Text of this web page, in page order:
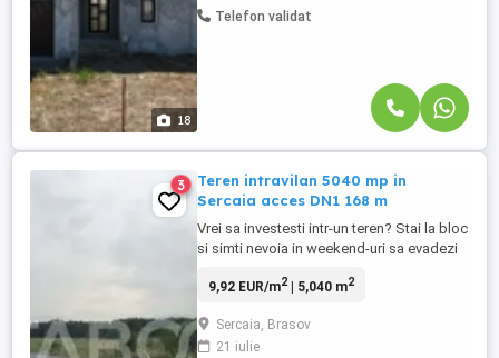
18
Telefon validat
3
Teren intravilan 5040 mp in
Sercaia acces DN1 168 m
Vrei sa investesti intr-un teren? Stai la bloc
si simti nevoia in weekend-uri sa evadezi
Imobiliare iti propune acest teren de
DN1; Daca doresti sa construiesti si sa ai
si spatiu pentru gradina mult visata, acest
9,92 EUR/m2| 5,040 m2
Sercaia, Brasov
21 iulie